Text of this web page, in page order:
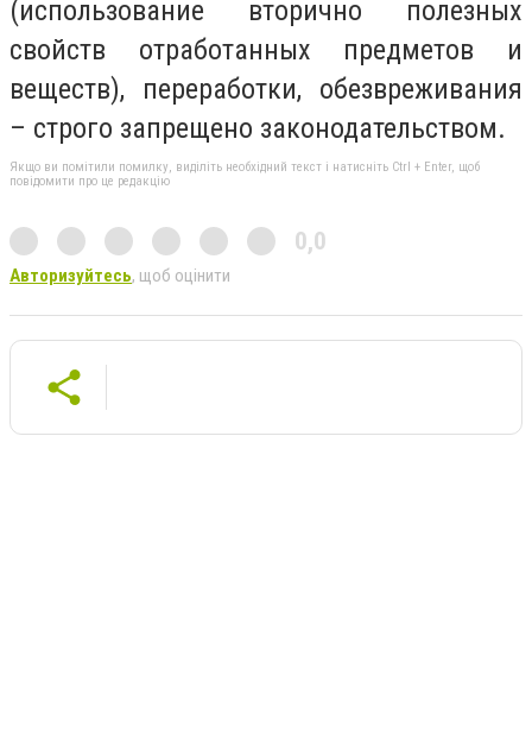
(использование вторично полезных
свойств отработанных предметов и
веществ), переработки, обезвреживания
– строго запрещено законодательством.
Якщо ви помітили помилку, виділіть необхідний текст і натисніть Ctrl + Enter, щоб
повідомити про це редакцію
0,0
Авторизуйтесь, щоб оцінити